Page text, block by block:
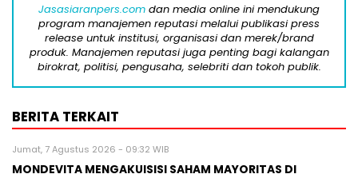
Jasasiaranpers.com dan media online ini mendukung
program manajemen reputasi melalui publikasi press
release untuk institusi, organisasi dan merek/brand
produk. Manajemen reputasi juga penting bagi kalangan
birokrat, politisi, pengusaha, selebriti dan tokoh publik.
BERITA TERKAIT
Jumat, 7 Agustus 2026 - 09:32 WIB
MONDEVITA MENGAKUISISI SAHAM MAYORITAS DI